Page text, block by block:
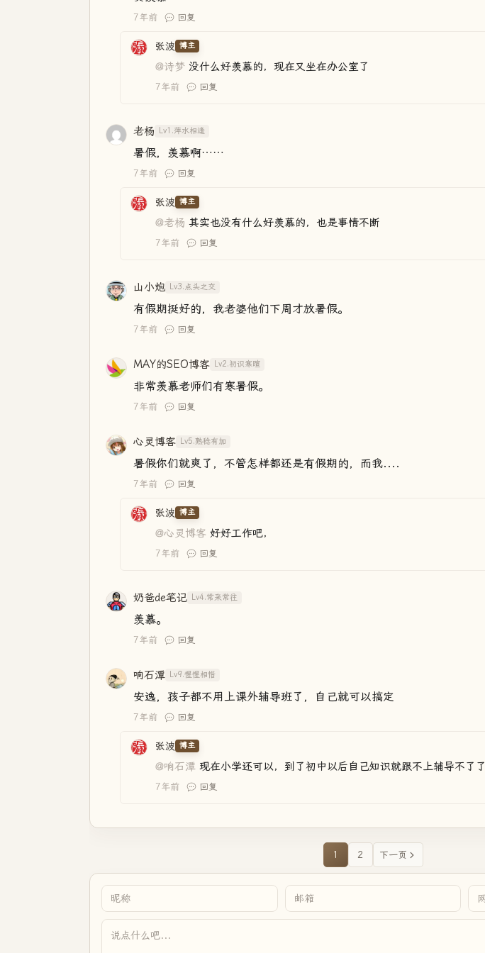
7年前 回复
张波 博主
@诗梦 没什么好羡慕的，现在又坐在办公室了
7年前 回复
老杨 Lv1.萍水相逢
暑假，羡慕啊……
7年前 回复
张波 博主
@老杨 其实也没有什么好羡慕的，也是事情不断
7年前 回复
山小炮 Lv3.点头之交
有假期挺好的，我老婆他们下周才放暑假。
7年前 回复
MAY的SEO博客 Lv2.初识寒暄
非常羡慕老师们有寒暑假。
7年前 回复
心灵博客 Lv5.熟稔有加
暑假你们就爽了，不管怎样都还是有假期的，而我....
7年前 回复
张波 博主
@心灵博客 好好工作吧，
7年前 回复
奶爸de笔记 Lv4.常来常往
羡慕。
7年前 回复
响石潭 Lv9.惺惺相惜
安逸，孩子都不用上课外辅导班了，自己就可以搞定
7年前 回复
张波 博主
@响石潭 现在小学还可以，到了初中以后自己知识就跟不上辅导不了了
7年前 回复
1 2 下一页